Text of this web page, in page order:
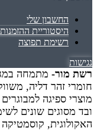
החשבון שלי
היסטוריית ההזמנות
רשימת תפוצה
נגישות
רשת מור- מתמחה
חומרי זהר דליה,
מוצרי ספיגה
ובד מסוגים שונים
האקולוגית, קוסמטיקה